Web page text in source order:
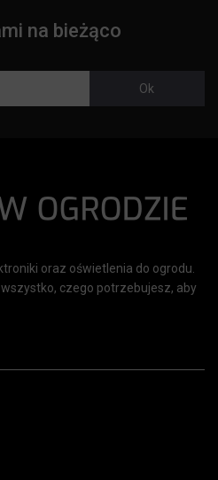
na bieżąco
oraz oświetlenia do ogrodu.
czego potrzebujesz, aby